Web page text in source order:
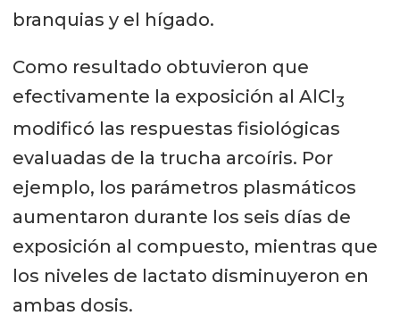
branquias y el hígado.
Como resultado obtuvieron que
efectivamente la exposición al AlCl3
modificó las respuestas fisiológicas
evaluadas de la trucha arcoíris. Por
ejemplo, los parámetros plasmáticos
aumentaron durante los seis días de
exposición al compuesto, mientras que
los niveles de lactato disminuyeron en
ambas dosis.